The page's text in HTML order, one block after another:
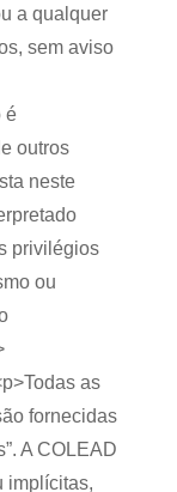
a qualquer
sem aviso
é
outros
neste
privilégios
ou
as
fornecidas
A COLEAD
implícitas,